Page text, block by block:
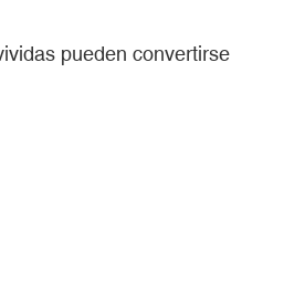
pueden convertirse